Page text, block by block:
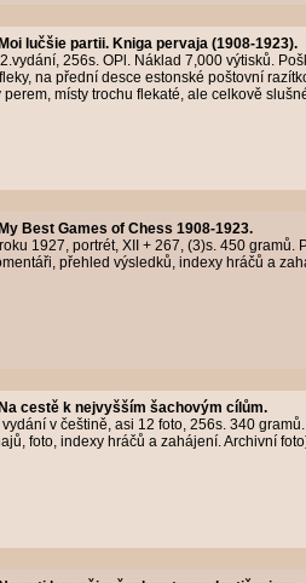
Moi lučšie partii. Kniga pervaja (1908-1923).
256s. OPl. Náklad 7,000 výtisků.
na přední desce estonské poštovní
místy trochu flekaté, ale celkově
My Best Games of Chess 1908-1923.
1927, portrét, XII + 267, (3)s. 450
přehled výsledků, indexy hráčů a
Na cestě k nejvyšším šachovým cílům.
v češtině, asi 12 foto, 256s. 340
foto, indexy hráčů a zahájení. Archivní